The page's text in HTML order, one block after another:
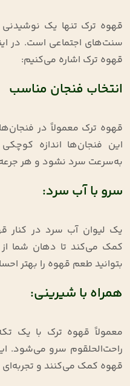
قهوه ترک تنها یک
سنت‌های اجتماعی است. در
قهوه ترک اشاره می‌کنیم:
انتخاب فنجان مناسب
قهوه ترک معمولاً در
این فنجان‌ها اندازه
به‌سرعت سرد نشود و هر
سرو با آب سرد:
یک لیوان آب سرد در
کمک می‌کند تا دهان شما
بتوانید طعم قهوه را بهتر
همراه با شیرینی:
معمولاً قهوه ترک با یک
راحت‌الحلقوم سرو می‌شود.
قهوه کمک می‌کنند و تجربه‌ای